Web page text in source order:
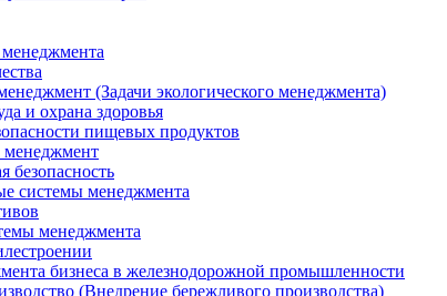
(Задачи экологического менеджмента)
и охрана здоровья
пищевых продуктов
менеджмент
безопасность
системы менеджмента
менеджмента
бизнеса в железнодорожной промышленности
(Внедрение бережливого производства)